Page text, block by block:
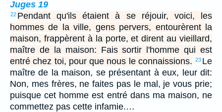
Juges 19
22 Pendant qu'ils étaient à se réjouir, voici, les
hommes de la ville, gens pervers, entourèrent la
maison, frappèrent à la porte, et dirent au vieillard,
maître de la maison: Fais sortir l'homme qui est
entré chez toi, pour que nous le connaissions. 23 Le
maître de la maison, se présentant à eux, leur dit:
Non, mes frères, ne faites pas le mal, je vous prie;
puisque cet homme est entré dans ma maison, ne
commettez pas cette infamie.…